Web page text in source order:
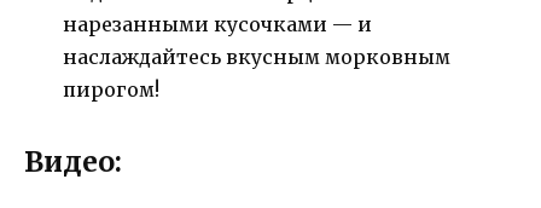
нарезанными кусочками — и
наслаждайтесь вкусным морковным
пирогом!
Видео: